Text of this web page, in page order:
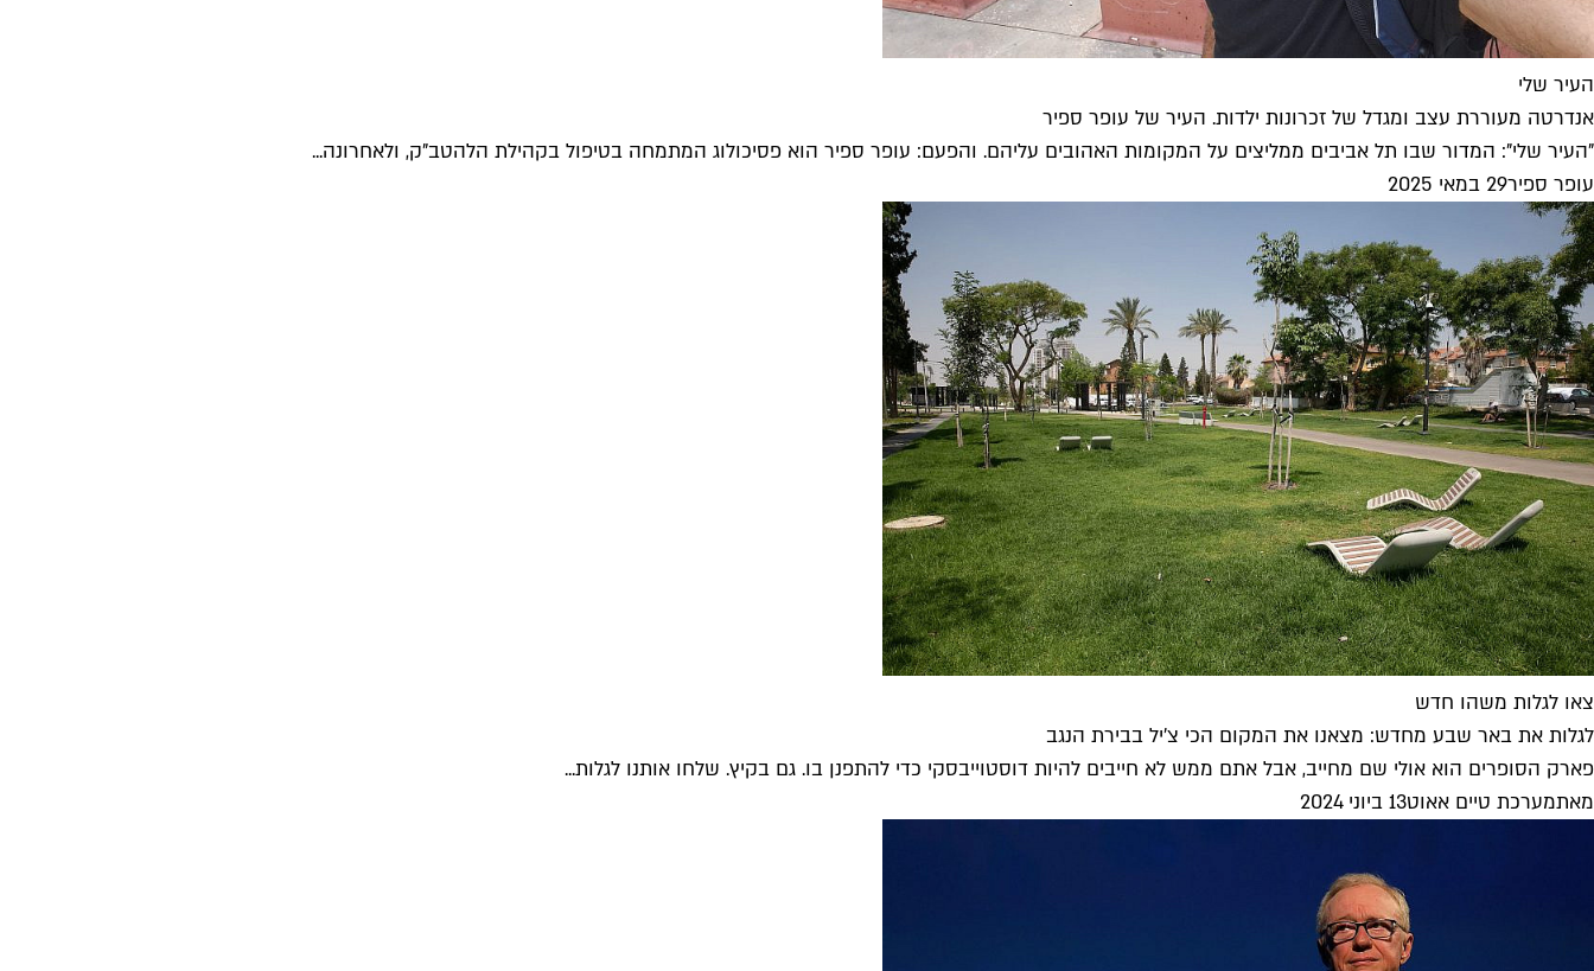
העיר שלי
אנדרטה מעוררת עצב ומגדל של זכרונות ילדות. העיר של עופר ספיר
"העיר שלי": המדור שבו תל אביבים ממליצים על המקומות האהובים עליהם. והפעם: עופר ספיר הוא פסיכולוג המתמחה בטיפול בקהילת הלהטב"ק, ולאחרונה...
עופר ספיר29 במאי 2025
צאו לגלות משהו חדש
לגלות את באר שבע מחדש: מצאנו את המקום הכי צ'יל בבירת הנגב
פארק הסופרים הוא אולי שם מחייב, אבל אתם ממש לא חייבים להיות דוסטוייבסקי כדי להתפנן בו. גם בקיץ. שלחו אותנו לגלות...
מאתמערכת טיים אאוט13 ביוני 2024